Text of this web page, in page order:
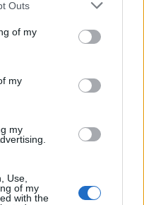
Outs
of my
my
my
Use,
of my
with the